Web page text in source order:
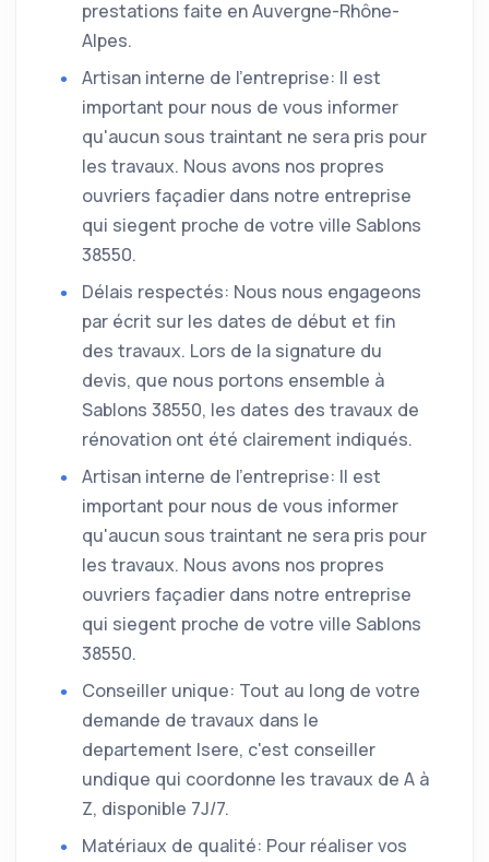
prestations faite en Auvergne-Rhône-
Alpes.
Artisan interne de l'entreprise: Il est
important pour nous de vous informer
qu'aucun sous traintant ne sera pris pour
les travaux. Nous avons nos propres
ouvriers façadier dans notre entreprise
qui siegent proche de votre ville Sablons
38550.
Délais respectés: Nous nous engageons
par écrit sur les dates de début et fin
des travaux. Lors de la signature du
devis, que nous portons ensemble à
Sablons 38550, les dates des travaux de
rénovation ont été clairement indiqués.
Artisan interne de l'entreprise: Il est
important pour nous de vous informer
qu'aucun sous traintant ne sera pris pour
les travaux. Nous avons nos propres
ouvriers façadier dans notre entreprise
qui siegent proche de votre ville Sablons
38550.
Conseiller unique: Tout au long de votre
demande de travaux dans le
departement Isere, c'est conseiller
undique qui coordonne les travaux de A à
Z, disponible 7J/7.
Matériaux de qualité: Pour réaliser vos